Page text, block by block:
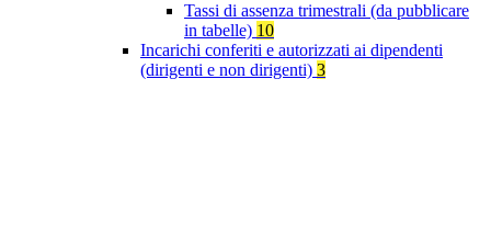
Tassi di assenza trimestrali (da pubblicare
in tabelle) 10
Incarichi conferiti e autorizzati ai dipendenti
(dirigenti e non dirigenti) 3